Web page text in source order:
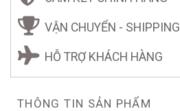
VẬN CHUYỂN - SHIPPING
HỖ TRỢ KHÁCH HÀNG
THÔNG TIN SẢN PHẨM